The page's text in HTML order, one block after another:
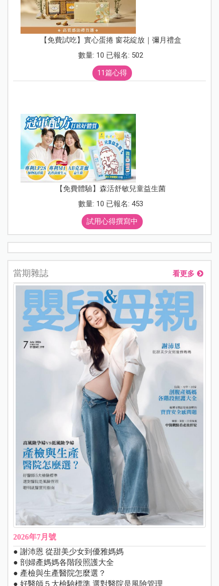
【免費試吃】實心蛋捲 窗花綻放｜彌月禮盒
數量: 10 已報名: 502
11篇心得
【免費體驗】森活舒敏兒童益生菌
數量: 10 已報名: 453
試用心得撰寫中
當期雜誌 看更多
2026年7月號
● 謝沛恩 從甜美少女到優雅媽媽
● 剖婦產媽媽各階段照護大全
● 產檢與生產醫院怎麼選？
● 好醫師５大檢驗標準 選對醫院是風險管理